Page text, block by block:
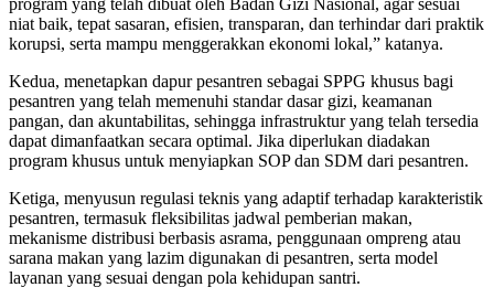
program yang telah dibuat oleh Badan Gizi Nasional, agar sesuai
niat baik, tepat sasaran, efisien, transparan, dan terhindar dari praktik
korupsi, serta mampu menggerakkan ekonomi lokal,” katanya.
Kedua, menetapkan dapur pesantren sebagai SPPG khusus bagi
pesantren yang telah memenuhi standar dasar gizi, keamanan
pangan, dan akuntabilitas, sehingga infrastruktur yang telah tersedia
dapat dimanfaatkan secara optimal. Jika diperlukan diadakan
program khusus untuk menyiapkan SOP dan SDM dari pesantren.
Ketiga, menyusun regulasi teknis yang adaptif terhadap karakteristik
pesantren, termasuk fleksibilitas jadwal pemberian makan,
mekanisme distribusi berbasis asrama, penggunaan ompreng atau
sarana makan yang lazim digunakan di pesantren, serta model
layanan yang sesuai dengan pola kehidupan santri.